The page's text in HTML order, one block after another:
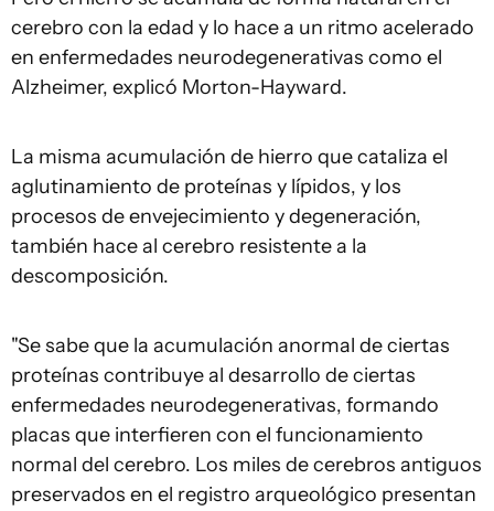
cerebro con la edad y lo hace a un ritmo acelerado
en enfermedades neurodegenerativas como el
Alzheimer, explicó Morton-Hayward.
La misma acumulación de hierro que cataliza el
aglutinamiento de proteínas y lípidos, y los
procesos de envejecimiento y degeneración,
también hace al cerebro resistente a la
descomposición.
"Se sabe que la acumulación anormal de ciertas
proteínas contribuye al desarrollo de ciertas
enfermedades neurodegenerativas, formando
placas que interfieren con el funcionamiento
normal del cerebro. Los miles de cerebros antiguos
preservados en el registro arqueológico presentan